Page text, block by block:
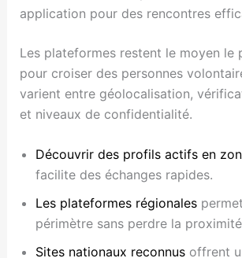
application pour des rencontres
Les plateformes restent le moyen le
pour croiser des personnes
varient entre géolocalisation,
et niveaux de confidentialité.
Découvrir des profils actifs en
facilite des échanges rapides.
Les plateformes régionales
périmètre sans perdre la
Sites nationaux reconnusoffrent